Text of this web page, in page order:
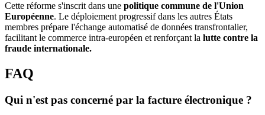
Cette réforme s'inscrit dans une politique commune de l'Union
Européenne. Le déploiement progressif dans les autres États
membres prépare l'échange automatisé de données transfrontalier,
facilitant le commerce intra-européen et renforçant la lutte contre la
fraude internationale.
FAQ
Qui n'est pas concerné par la facture électronique ?